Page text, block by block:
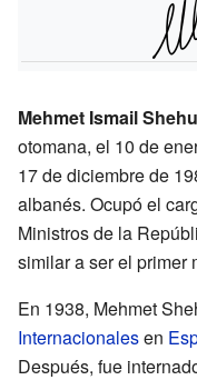
Mehmet Ismail Shehu
otomana, el 10 de
17 de diciembre de
albanés. Ocupó el
Ministros de la
similar a ser el primer
En 1938, Mehmet
Internacionalesen
Después, fue